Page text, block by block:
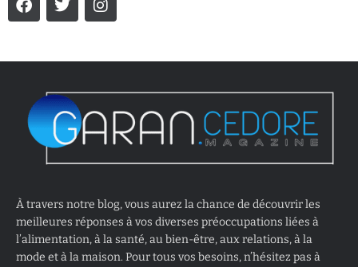
À travers notre blog, vous aurez la chance de découvrir les
meilleures réponses à vos diverses préoccupations liées à
l’alimentation, à la santé, au bien-être, aux relations, à la
mode et à la maison. Pour tous vos besoins, n’hésitez pas à